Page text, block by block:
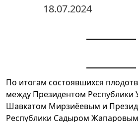
18.07.2024
По итогам состоявшихся
между Президентом Республики
Шавкатом Мирзиёевым и
Республики Садыром